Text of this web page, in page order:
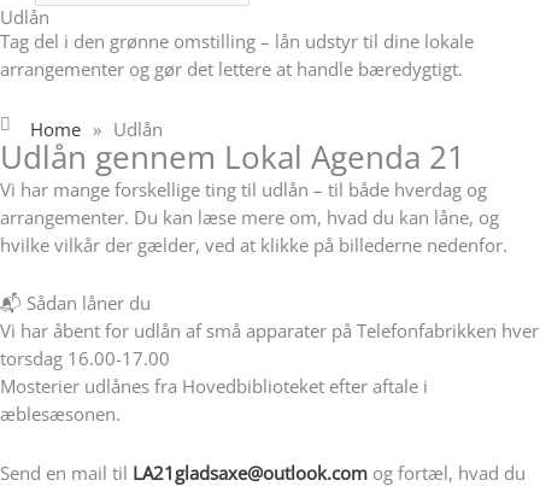
Udlån
Tag del i den grønne omstilling – lån udstyr til dine lokale
arrangementer og gør det lettere at handle bæredygtigt.
Home » Udlån
Udlån gennem Lokal Agenda 21
Vi har mange forskellige ting til udlån – til både hverdag og
arrangementer. Du kan læse mere om, hvad du kan låne, og
hvilke vilkår der gælder, ved at klikke på billederne nedenfor.
📬 Sådan låner du
Vi har åbent for udlån af små apparater på Telefonfabrikken hver
torsdag 16.00-17.00
Mosterier udlånes fra Hovedbiblioteket efter aftale i
æblesæsonen.
Send en mail til LA21gladsaxe@outlook.com og fortæl, hvad du